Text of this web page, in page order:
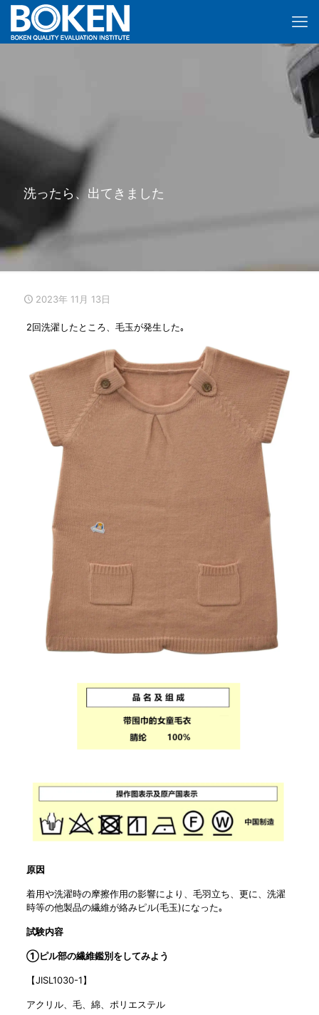
洗ったら、出てきました
2023年 11月 13日
2回洗濯したところ、毛玉が発生した｡
原因
着用や洗濯時の摩擦作用の影響により、毛羽立ち、更に、洗濯
時等の他製品の繊維が絡みピル(毛玉)になった｡
試験内容
①ピル部の繊維鑑別をしてみよう
【JISL1030-1】
アクリル、毛、綿、ポリエステル